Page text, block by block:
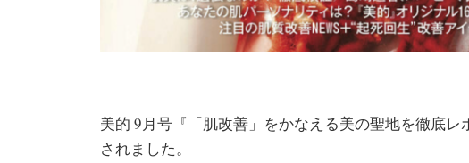
美的 9月号『「肌改善」をかなえる美の聖地を徹底レ
されました。